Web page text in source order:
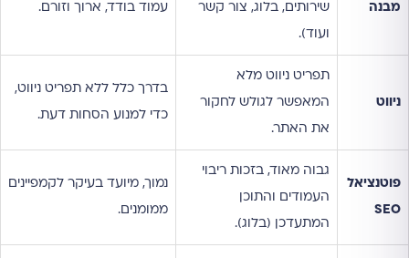
מבנה שירותים, בלוג, צור קשר
ועוד).
עמוד בודד, ארוך וזורם.
ניווט
תפריט ניווט מלא
המאפשר לגולש לחקור
את האתר.
בדרך כלל ללא תפריט ניווט,
כדי למנוע הסחות דעת.
פוטנציאל
SEO
גבוה מאוד, בזכות ריבוי
העמודים והתוכן
המתעדכן (בלוג).
נמוך, מיועד בעיקר לקמפיינים
ממומנים.